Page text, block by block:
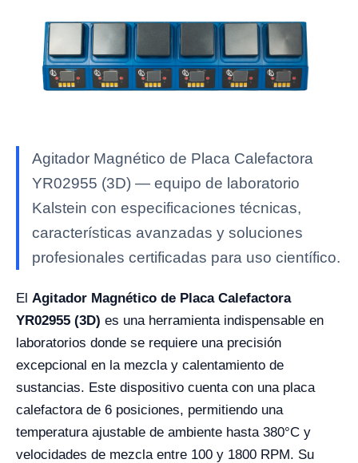
Agitador Magnético de Placa Calefactora
YR02955 (3D) — equipo de laboratorio
Kalstein con especificaciones técnicas,
características avanzadas y soluciones
profesionales certificadas para uso científico.
El Agitador Magnético de Placa Calefactora
YR02955 (3D) es una herramienta indispensable en
laboratorios donde se requiere una precisión
excepcional en la mezcla y calentamiento de
sustancias. Este dispositivo cuenta con una placa
calefactora de 6 posiciones, permitiendo una
temperatura ajustable de ambiente hasta 380°C y
velocidades de mezcla entre 100 y 1800 RPM. Su